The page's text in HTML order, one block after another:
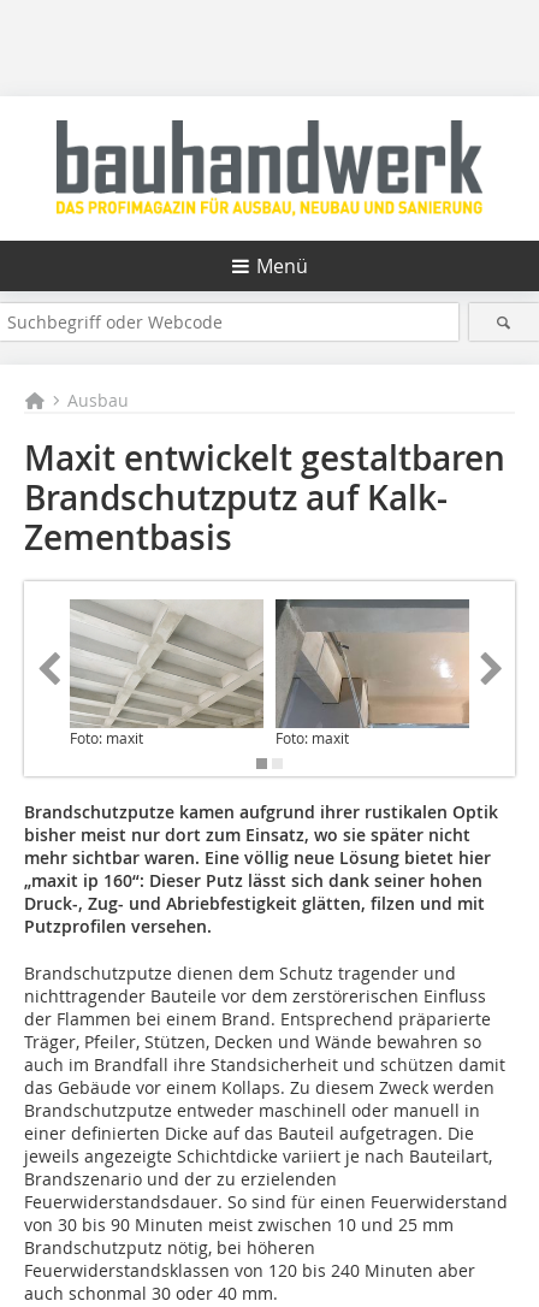
Menü
Ausbau
Maxit entwickelt gestaltbaren
Brandschutzputz auf Kalk-
Zementbasis
Foto: maxit Foto: maxit
Brandschutzputze kamen aufgrund ihrer rustikalen Optik
bisher meist nur dort zum Einsatz, wo sie später nicht
mehr sichtbar waren. Eine völlig neue Lösung bietet hier
„maxit ip 160“: Dieser Putz lässt sich dank seiner hohen
Druck-, Zug- und Abriebfestigkeit glätten, filzen und mit
Putzprofilen versehen.
Brandschutzputze dienen dem Schutz tragender und
nichttragender Bauteile vor dem zerstörerischen Einfluss
der Flammen bei einem Brand. Entsprechend präparierte
Träger, Pfeiler, Stützen, Decken und Wände bewahren so
auch im Brandfall ihre Standsicherheit und schützen damit
das Gebäude vor einem Kollaps. Zu diesem Zweck werden
Brandschutzputze entweder maschinell oder manuell in
einer definierten Dicke auf das Bauteil aufgetragen. Die
jeweils angezeigte Schichtdicke variiert je nach Bauteilart,
Brandszenario und der zu erzielenden
Feuerwiderstandsdauer. So sind für einen Feuerwiderstand
von 30 bis 90 Minuten meist zwischen 10 und 25 mm
Brandschutzputz nötig, bei höheren
Feuerwiderstandsklassen von 120 bis 240 Minuten aber
auch schonmal 30 oder 40 mm.